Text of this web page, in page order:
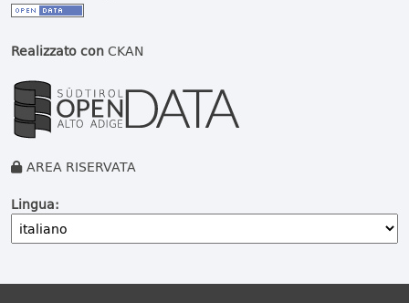
Realizzato conCKAN
AREA RISERVATA
Lingua